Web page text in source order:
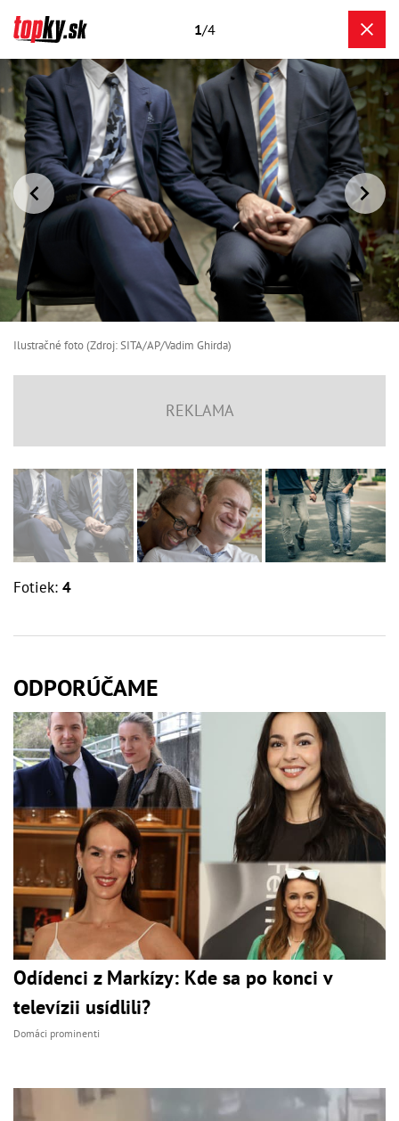
1/4
Ilustračné foto (Zdroj: SITA/AP/Vadim Ghirda)
Fotiek: 4
ODPORÚČAME
Odídenci z Markízy: Kde sa po konci v
televízii usídlili?
Domáci prominenti